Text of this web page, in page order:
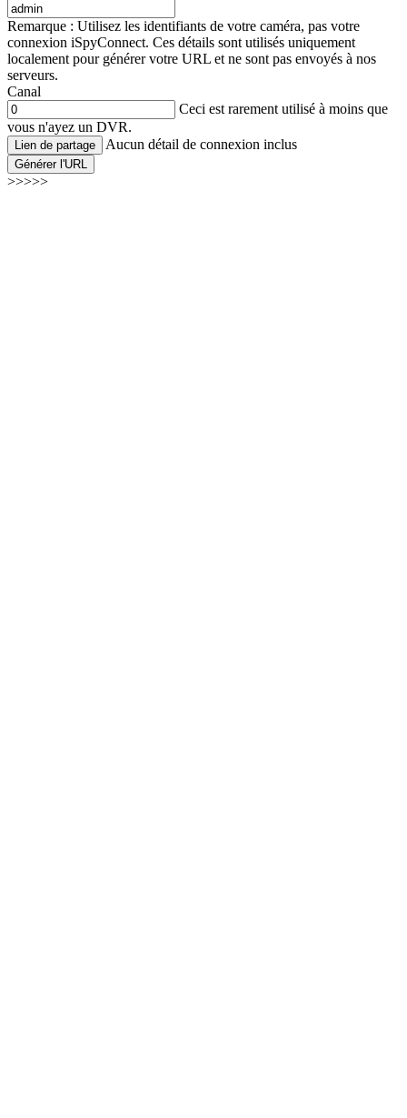
Remarque : Utilisez les identifiants de votre caméra, pas votre
connexion iSpyConnect. Ces détails sont utilisés uniquement
localement pour générer votre URL et ne sont pas envoyés à nos
serveurs.
Canal
Ceci est rarement utilisé à moins que
vous n'ayez un DVR.
Lien de partage Aucun détail de connexion inclus
Générer l'URL
>>>>>